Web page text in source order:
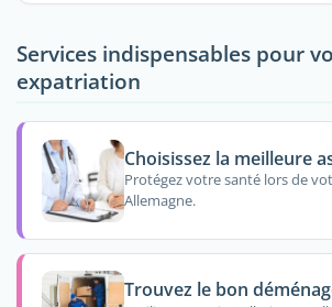
Services indispensables pour
expatriation
Choisissez la meilleure
Protégez votre santé lors de
Allemagne.
Trouvez le bon